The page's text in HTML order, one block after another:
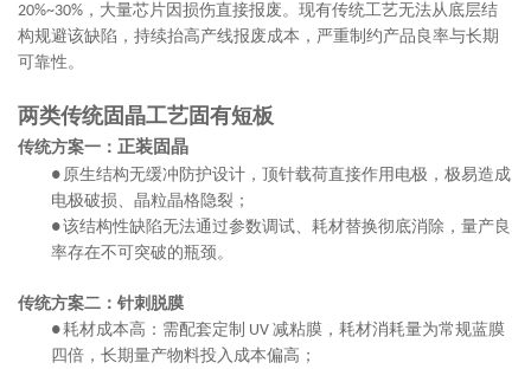
20%~30% ，大量芯片因损伤直接报废。现有传统工艺无法从底层结
构规避该缺陷，持续抬高产线报废成本，严重制约产品良率与长期
可靠性。
两类传统固晶工艺固有短板
传统方案一： 正装固晶
● 原生结构无缓冲防护设计，顶针载荷直接作用电极，极易造成
电极破损、晶粒晶格隐裂；
●该结构性缺陷无法通过参数调试、耗材替换彻底消除，量产良
率存在不可突破的瓶颈。
传统方案二：针刺脱膜
●耗材成本高：需配套定制 UV 减粘膜，耗材消耗量为常规蓝膜
四倍，长期量产物料投入成本偏高；